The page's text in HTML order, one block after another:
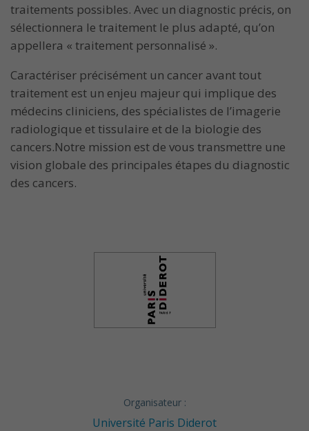
traitements possibles. Avec un diagnostic précis, on
sélectionnera le traitement le plus adapté, qu’on
appellera « traitement personnalisé ».
Caractériser précisément un cancer avant tout
traitement est un enjeu majeur qui implique des
médecins cliniciens, des spécialistes de l’imagerie
radiologique et tissulaire et de la biologie des
cancers.Notre mission est de vous transmettre une
vision globale des principales étapes du diagnostic
des cancers.
Organisateur :
Université Paris Diderot